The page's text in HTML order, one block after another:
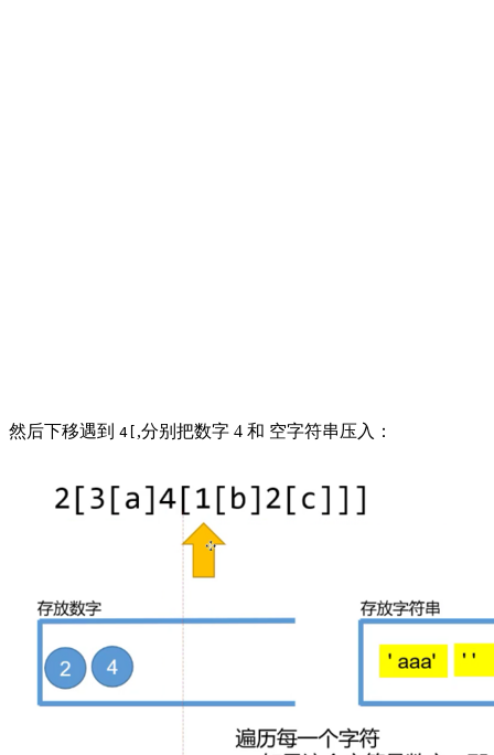
然后下移遇到 4[ ,分别把数字 4 和 空字符串压入：